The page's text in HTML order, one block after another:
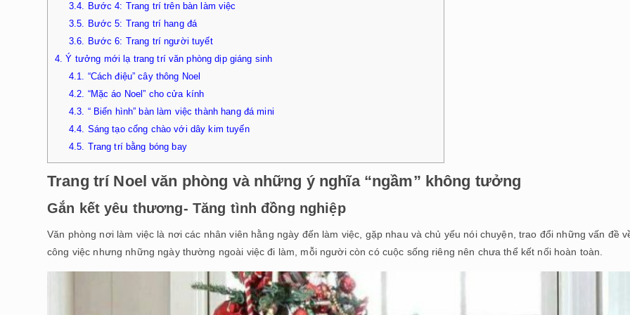
3.4. Bước 4: Trang trí trên bàn làm việc
3.5. Bước 5: Trang trí hang đá
3.6. Bước 6: Trang trí người tuyết
4. Ý tưởng mới lạ trang trí văn phòng dịp giáng sinh
4.1. “Cách điệu” cây thông Noel
4.2. “Mặc áo Noel” cho cửa kính
4.3. “ Biến hình” bàn làm việc thành hang đá mini
4.4. Sáng tạo cổng chào với dây kim tuyến
4.5. Trang trí bằng bóng bay
Trang trí Noel văn phòng và những ý nghĩa “ngầm” không tưởng
Gắn kết yêu thương- Tăng tình đồng nghiệp
Văn phòng nơi làm việc là nơi các nhân viên hằng ngày đến làm việc, gặp nhau và chủ yếu nói chuyện, trao đổi những vấn đề
công việc nhưng những ngày thường ngoài việc đi làm, mỗi người còn có cuộc sống riêng nên chưa thể kết nối hoàn toàn.